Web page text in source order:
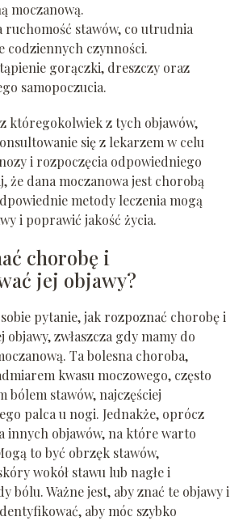
moczanową.
ruchomość stawów, co utrudnia
codziennych czynności.
gorączki, dreszczy oraz
samopoczucia.
któregokolwiek z tych objawów,
się z lekarzem w celu
i rozpoczęcia odpowiedniego
że dana moczanowa jest chorobą
metody leczenia mogą
i poprawić jakość życia.
chorobę i
jej objawy?
pytanie, jak rozpoznać chorobę i
zwłaszcza gdy mamy do
Ta bolesna choroba,
kwasu moczowego, często
bólem stawów, najczęściej
palca u nogi. Jednakże, oprócz
innych objawów, na które warto
to być obrzęk stawów,
wokół stawu lub nagłe i
bólu. Ważne jest, aby znać te objawy i
aby móc szybko